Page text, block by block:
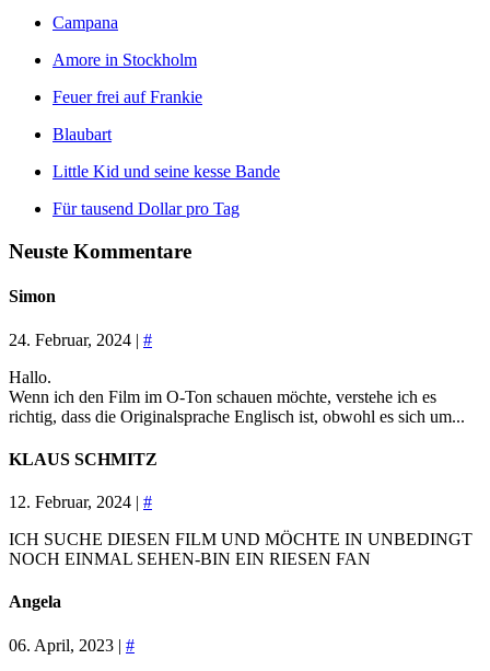
Campana
Amore in Stockholm
Feuer frei auf Frankie
Blaubart
Little Kid und seine kesse Bande
Für tausend Dollar pro Tag
Neuste Kommentare
Simon
24. Februar, 2024 | #
Hallo.
Wenn ich den Film im O-Ton schauen möchte, verstehe ich es
richtig, dass die Originalsprache Englisch ist, obwohl es sich um...
KLAUS SCHMITZ
12. Februar, 2024 | #
ICH SUCHE DIESEN FILM UND MÖCHTE IN UNBEDINGT
NOCH EINMAL SEHEN-BIN EIN RIESEN FAN
Angela
06. April, 2023 | #